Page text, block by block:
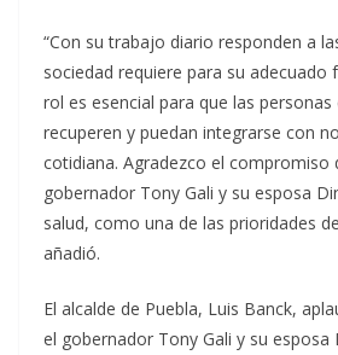
“Con su trabajo diario responden a
sociedad requiere para su adecuado
rol es esencial para que las
recuperen y puedan integrarse con
cotidiana. Agradezco el compromiso
gobernador Tony Gali y su esposa
salud, como una de las prioridades
añadió.
El alcalde de Puebla, Luis Banck,
el gobernador Tony Gali y su esposa